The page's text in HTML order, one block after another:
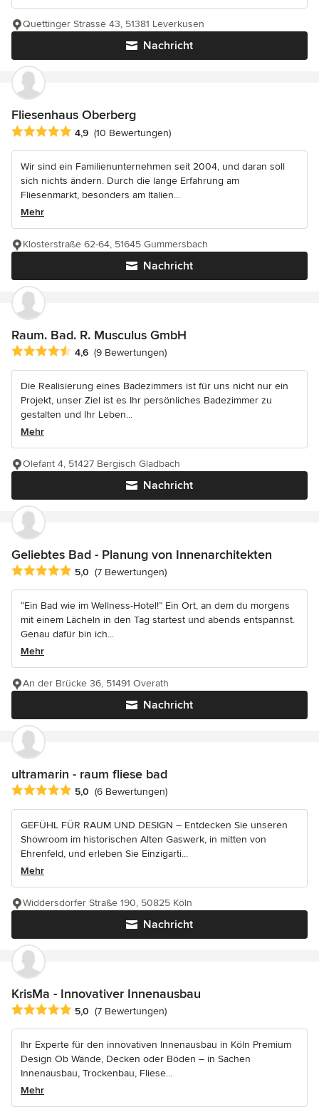
Nachricht
Quettinger Strasse 43, 51381 Leverkusen
Fliesenhaus Oberberg
Durchschnittliche Bewertung: 4.9 von 5 Sternen
4,9 (10 Bewertungen)
Wir sind ein Familienunternehmen seit 2004, und daran soll
sich nichts ändern. Durch die lange Erfahrung am
Fliesenmarkt, besonders am Italien...
Mehr
Nachricht
Klosterstraße 62-64, 51645 Gummersbach
Raum. Bad. R. Musculus GmbH
Durchschnittliche Bewertung: 4.6 von 5 Sternen
4,6 (9 Bewertungen)
Die Realisierung eines Badezimmers ist für uns nicht nur ein
Projekt, unser Ziel ist es Ihr persönliches Badezimmer zu
gestalten und Ihr Leben...
Mehr
Nachricht
Olefant 4, 51427 Bergisch Gladbach
Geliebtes Bad - Planung von Innenarchitekten
Durchschnittliche Bewertung: 5 von 5 Sternen
5,0 (7 Bewertungen)
“Ein Bad wie im Wellness-Hotel!” Ein Ort, an dem du morgens
mit einem Lächeln in den Tag startest und abends entspannst.
Genau dafür bin ich...
Mehr
Nachricht
An der Brücke 36, 51491 Overath
ultramarin - raum fliese bad
Durchschnittliche Bewertung: 5 von 5 Sternen
5,0 (6 Bewertungen)
GEFÜHL FÜR RAUM UND DESIGN – Entdecken Sie unseren
Showroom im historischen Alten Gaswerk, in mitten von
Ehrenfeld, und erleben Sie Einzigarti...
Mehr
Nachricht
Widdersdorfer Straße 190, 50825 Köln
KrisMa - Innovativer Innenausbau
Durchschnittliche Bewertung: 5 von 5 Sternen
5,0 (7 Bewertungen)
Ihr Experte für den innovativen Innenausbau in Köln Premium
Design Ob Wände, Decken oder Böden – in Sachen
Innenausbau, Trockenbau, Fliese...
Mehr